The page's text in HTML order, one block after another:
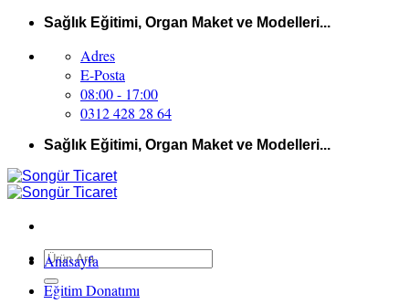
İçeriğeSağlık Eğitimi, Organ Maket ve Modelleri...
Adres
E-Posta
08:00 - 17:00
0312 428 28 64
Sağlık Eğitimi, Organ Maket ve Modelleri...
Ara:
Anasayfa
Eğitim Donatımı